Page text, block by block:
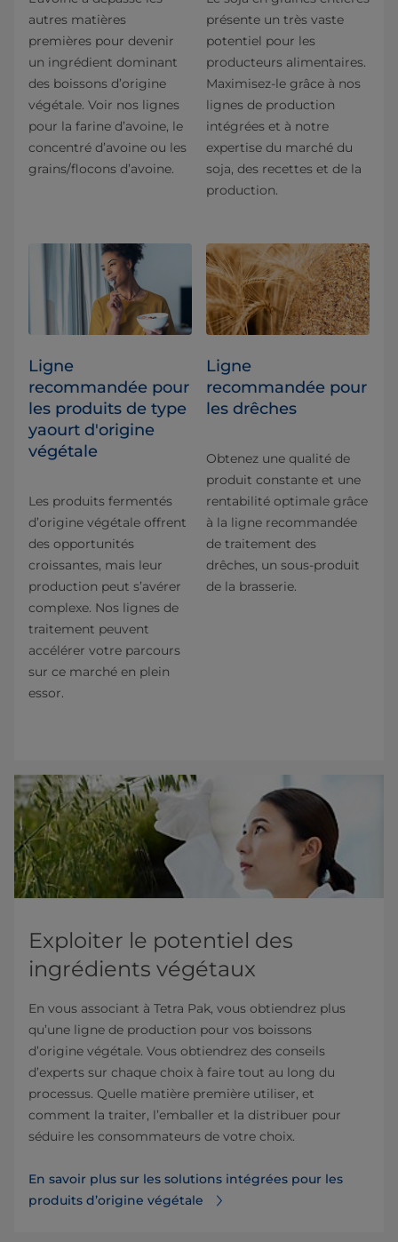
autres matières
premières pour devenir
un ingrédient dominant
des boissons d’origine
végétale. Voir nos lignes
pour la farine d’avoine, le
concentré d’avoine ou les
grains/flocons d’avoine.
présente un très vaste
potentiel pour les
producteurs alimentaires.
Maximisez-le grâce à nos
lignes de production
intégrées et à notre
expertise du marché du
soja, des recettes et de la
production.
Ligne
recommandée pour
les produits de type
yaourt d'origine
végétale
Les produits fermentés
d’origine végétale offrent
des opportunités
croissantes, mais leur
production peut s’avérer
complexe. Nos lignes de
traitement peuvent
accélérer votre parcours
sur ce marché en plein
essor.
Ligne
recommandée pour
les drêches
Obtenez une qualité de
produit constante et une
rentabilité optimale grâce
à la ligne recommandée
de traitement des
drêches, un sous-produit
de la brasserie.
Exploiter le potentiel des
ingrédients végétaux
En vous associant à Tetra Pak, vous obtiendrez plus
qu’une ligne de production pour vos boissons
d’origine végétale. Vous obtiendrez des conseils
d’experts sur chaque choix à faire tout au long du
processus. Quelle matière première utiliser, et
comment la traiter, l’emballer et la distribuer pour
séduire les consommateurs de votre choix.
En savoir plus sur les solutions intégrées pour les
produits d’origine végétale